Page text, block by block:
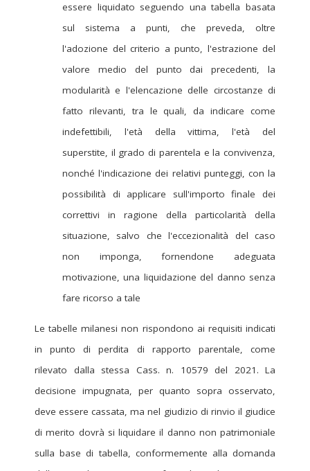
essere liquidato seguendo una tabella basata
sul sistema a punti, che preveda, oltre
l'adozione del criterio a punto, l'estrazione del
valore medio del punto dai precedenti, la
modularità e l'elencazione delle circostanze di
fatto rilevanti, tra le quali, da indicare come
indefettibili, l'età della vittima, l'età del
superstite, il grado di parentela e la convivenza,
nonché l'indicazione dei relativi punteggi, con la
possibilità di applicare sull'importo finale dei
correttivi in ragione della particolarità della
situazione, salvo che l'eccezionalità del caso
non imponga, fornendone adeguata
motivazione, una liquidazione del danno senza
fare ricorso a tale
Le tabelle milanesi non rispondono ai requisiti indicati
in punto di perdita di rapporto parentale, come
rilevato dalla stessa Cass. n. 10579 del 2021. La
decisione impugnata, per quanto sopra osservato,
deve essere cassata, ma nel giudizio di rinvio il giudice
di merito dovrà si liquidare il danno non patrimoniale
sulla base di tabella, conformemente alla domanda